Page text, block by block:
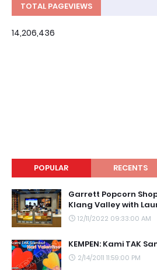
TOTAL PAGEVIEWS
14,206,436
POPULAR RECENTS
Garrett Popcorn
Klang Valley with
12/11/2022 09:33:00 AM
KEMPEN: Kami TAK
2/14/2011 11:59:00 PM